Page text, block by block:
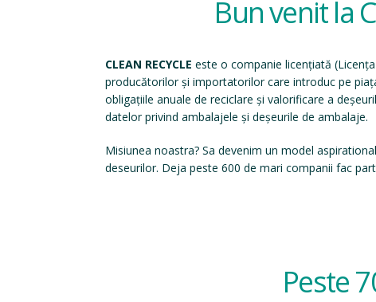
Bun venit la
CLEAN RECYCLE este o companie licențiată (
producătorilor și importatorilor care introduc pe
obligațiile anuale de reciclare și valorificare a
datelor privind ambalajele și deșeurile de ambalaje.
Misiunea noastra? Sa devenim un model
deseurilor. Deja peste 600 de mari companii fac
Peste